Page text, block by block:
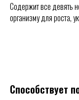
Содержит все девять
организму для роста,
Способствует